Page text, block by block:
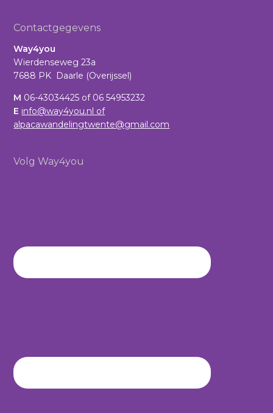
Footer
Contactgegevens
Way4you
Wierdenseweg 23a
7688 PK Daarle (Overijssel)
M 06-43034425 of 06 54953232
E info@way4you.nl of
alpacawandelingtwente@gmail.com
Volg Way4you